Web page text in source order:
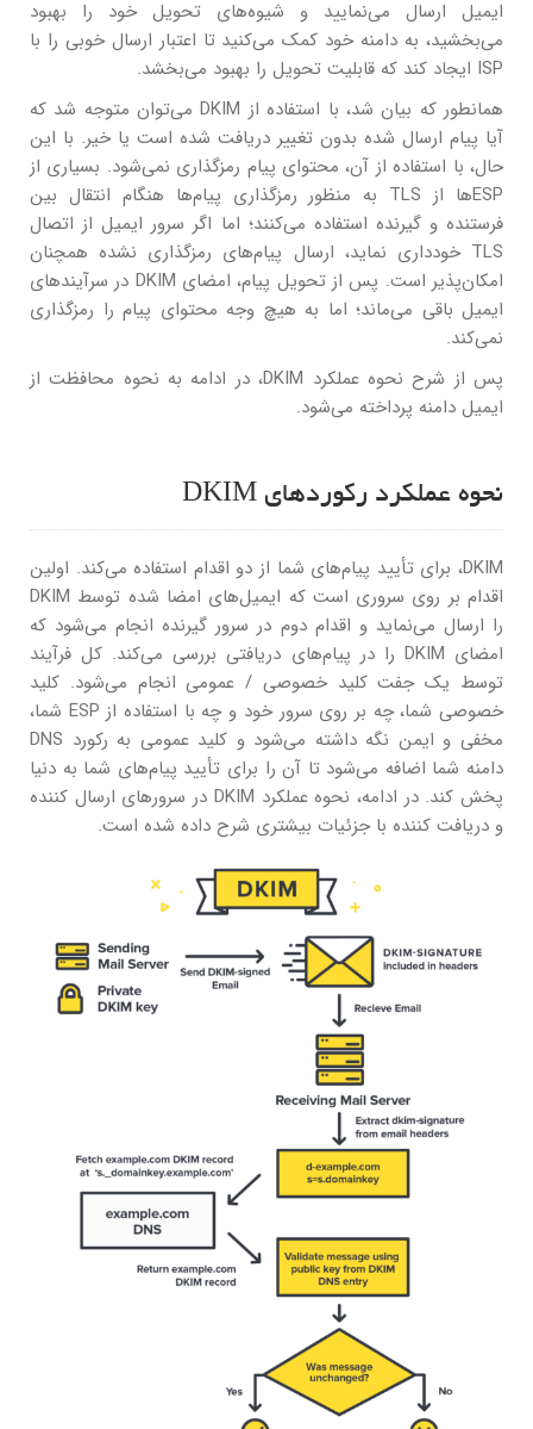
ایمیل ارسال می‌نمایید و شیوه‌های تحویل خود را بهبود
می‌بخشید، به دامنه خود کمک می‌کنید تا اعتبار ارسال خوبی را با
ISP ایجاد کند که قابلیت تحویل را بهبود می‌بخشد.
همانطور که بیان شد، با استفاده از DKIM می‌توان متوجه شد که
آیا پیام ارسال شده بدون تغییر دریافت شده است یا خیر. با این
حال، با استفاده از آن، محتوای پیام رمزگذاری نمی‌شود. بسیاری از
ESP‌ها از TLS به منظور رمزگذاری پیام‌ها هنگام انتقال بین
فرستنده و گیرنده استفاده می‌کنند؛ اما اگر سرور ایمیل از اتصال
TLS خودداری نماید، ارسال پیام‌های رمزگذاری نشده همچنان
امکان‌پذیر است. پس از تحویل پیام، امضای DKIM در سرآیندهای
ایمیل باقی می‌ماند؛ اما به هیچ وجه محتوای پیام را رمزگذاری
نمی‌کند.
پس از شرح نحوه عملکرد DKIM، در ادامه به نحوه محافظت از
ایمیل دامنه پرداخته می‌شود.
نحوه عملکرد رکوردهای DKIM
DKIM، برای تأیید پیام‌های شما از دو اقدام استفاده می‌کند. اولین
اقدام بر روی سروری است که ایمیل‌های امضا شده توسط DKIM
را ارسال می‌نماید و اقدام دوم در سرور گیرنده انجام می‌شود که
امضای DKIM را در پیام‌های دریافتی بررسی می‌کند. کل فرآیند
توسط یک جفت کلید خصوصی / عمومی انجام می‌شود. کلید
خصوصی شما، چه بر روی سرور خود و چه با استفاده از ESP شما،
مخفی و ایمن نگه داشته می‌شود و کلید عمومی به رکورد DNS
دامنه شما اضافه می‌شود تا آن را برای تأیید پیام‌های شما به دنیا
پخش کند. در ادامه، نحوه عملکرد DKIM در سرورهای ارسال کننده
و دریافت کننده با جزئیات بیشتری شرح داده شده است.